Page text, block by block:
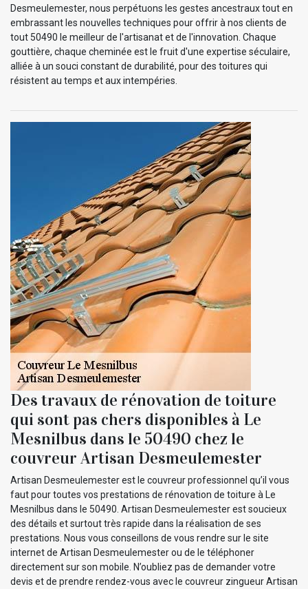
Desmeulemester, nous perpétuons les gestes ancestraux tout en
embrassant les nouvelles techniques pour offrir à nos clients de
tout 50490 le meilleur de l'artisanat et de l'innovation. Chaque
gouttière, chaque cheminée est le fruit d'une expertise séculaire,
alliée à un souci constant de durabilité, pour des toitures qui
résistent au temps et aux intempéries.
Des travaux de rénovation de toiture
qui sont pas chers disponibles à Le
Mesnilbus dans le 50490 chez le
couvreur Artisan Desmeulemester
Artisan Desmeulemester est le couvreur professionnel qu’il vous
faut pour toutes vos prestations de rénovation de toiture à Le
Mesnilbus dans le 50490. Artisan Desmeulemester est soucieux
des détails et surtout très rapide dans la réalisation de ses
prestations. Nous vous conseillons de vous rendre sur le site
internet de Artisan Desmeulemester ou de le téléphoner
directement sur son mobile. N’oubliez pas de demander votre
devis et de prendre rendez-vous avec le couvreur zingueur Artisan